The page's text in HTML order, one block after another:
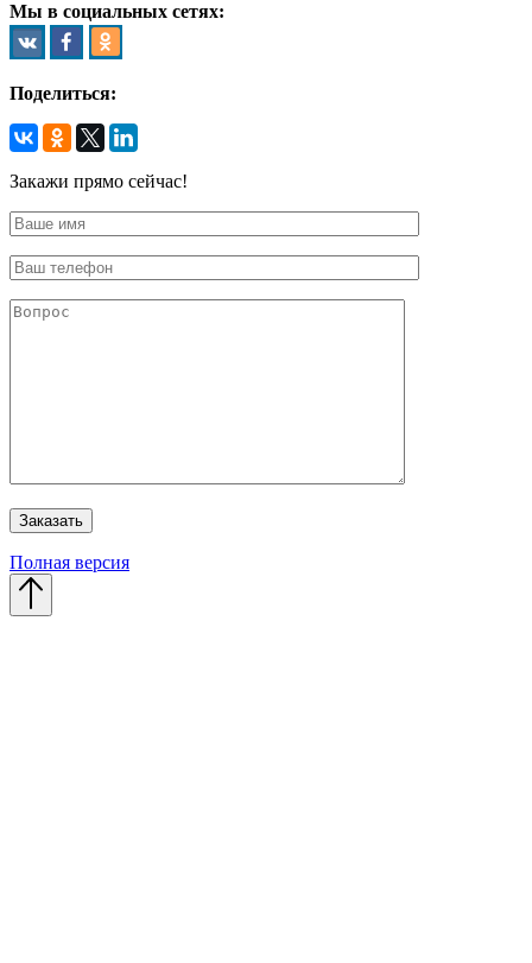
Мы в социальных сетях:
Поделиться:
Закажи прямо сейчас!
Полная версия